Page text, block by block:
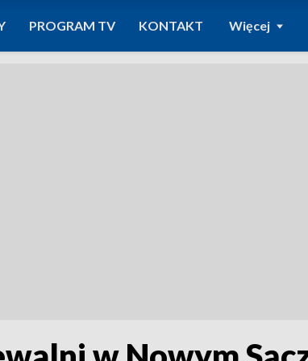
PROGRAM TV KONTAKT Więcej